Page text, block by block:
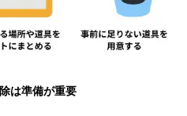
は準備が重要